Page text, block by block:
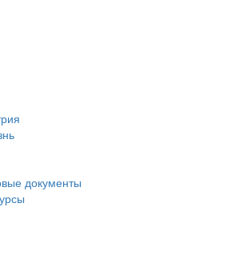
документы